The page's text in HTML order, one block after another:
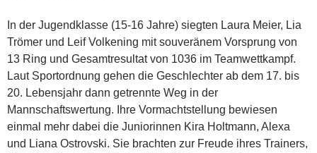
In der Jugendklasse (15-16 Jahre) siegten Laura Meier, Lia
Trömer und Leif Volkening mit souveränem Vorsprung von
13 Ring und Gesamtresultat von 1036 im Teamwettkampf.
Laut Sportordnung gehen die Geschlechter ab dem 17. bis
20. Lebensjahr dann getrennte Weg in der
Mannschaftswertung. Ihre Vormachtstellung bewiesen
einmal mehr dabei die Juniorinnen Kira Holtmann, Alexa
und Liana Ostrovski. Sie brachten zur Freude ihres Trainers,